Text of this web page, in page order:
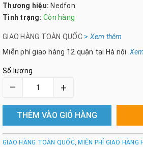
Thương hiệu: Nedfon
Tình trạng: Còn hàng
GIAO HÀNG TOÀN QUỐC > Xem thêm
Miễn phí giao hàng 12 quận tại Hà nội
Số lượng
– +
THÊM VÀO GIỎ HÀNG
GIAO HÀNG TOÀN QUỐC, MIỄN PHÍ GIAO HÀNG